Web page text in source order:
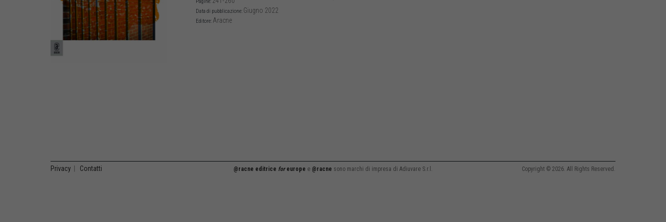
Data di pubblicazione: Giugno 2022
Editore: Aracne
Privacy Contatti @racne editrice foreurope e @racne sono marchi di impresa di Adiuvare S.r.l. Copyright © 2026. All Rights Reserved.